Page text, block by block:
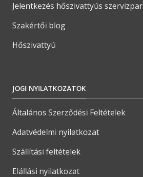
Jelentkezés hőszivattyús
Szakértői blog
Hőszivattyú
JOGI NYILATKOZATOK
Általános Szerződési Feltételek
Adatvédelmi nyilatkozat
Szállítási feltételek
Elállási nyilatkozat